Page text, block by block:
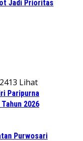
Jadi Prioritas
2413 Lihat
Paripurna
2026
Purwosari